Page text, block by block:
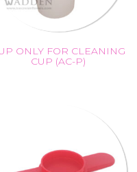
ONLY FOR CLEANING
CUP (AC-P)